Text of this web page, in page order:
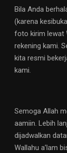
Bila Anda
(karena
foto kirim lewat
rekening kami.
kita resmi
kami.
Semoga Allah
aamiin. Lebih
dijadwalkan
Wallahu a’lam